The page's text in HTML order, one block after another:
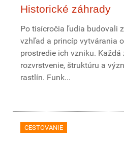
Historické záhrady
Po tisícročia ľudia budovali
vzhľad a princíp vytvárania
prostredie ich vzniku.
rozvrstvenie, štruktúru a
rastlín. Funk...
CESTOVANIE